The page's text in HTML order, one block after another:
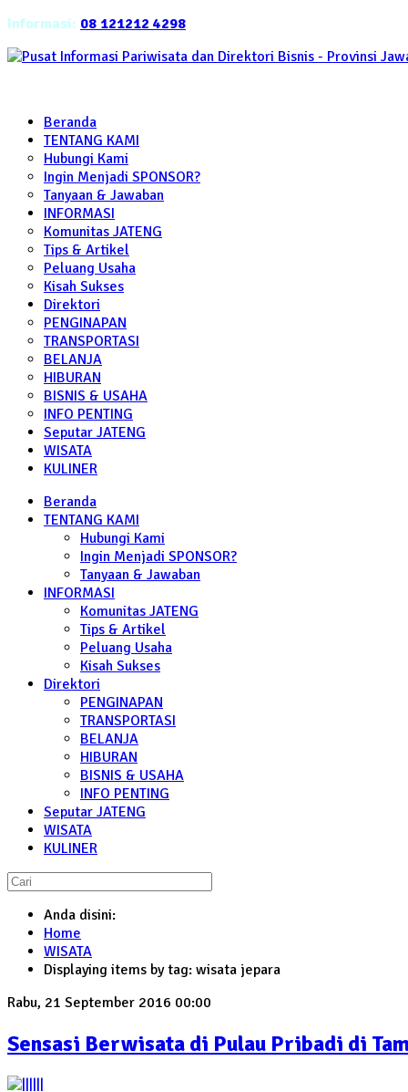
Informasi: 08 121212 4298
Beranda
TENTANG KAMI
Hubungi Kami
Ingin Menjadi SPONSOR?
Tanyaan & Jawaban
INFORMASI
Komunitas JATENG
Tips & Artikel
Peluang Usaha
Kisah Sukses
Direktori
PENGINAPAN
TRANSPORTASI
BELANJA
HIBURAN
BISNIS & USAHA
INFO PENTING
Seputar JATENG
WISATA
KULINER
Beranda
TENTANG KAMI
Hubungi Kami
Ingin Menjadi SPONSOR?
Tanyaan & Jawaban
INFORMASI
Komunitas JATENG
Tips & Artikel
Peluang Usaha
Kisah Sukses
Direktori
PENGINAPAN
TRANSPORTASI
BELANJA
HIBURAN
BISNIS & USAHA
INFO PENTING
Seputar JATENG
WISATA
KULINER
Anda disini:
Home
WISATA
Displaying items by tag: wisata jepara
Rabu, 21 September 2016 00:00
Sensasi Berwisata di Pulau Pribadi di